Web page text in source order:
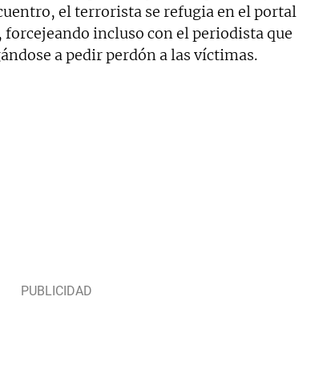
el terrorista se refugia en el portal
incluso con el periodista que
a pedir perdón a las víctimas.